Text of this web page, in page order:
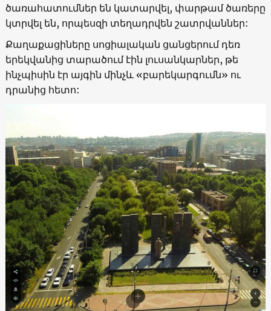
ծառահատումներ են կատարվել, փարթամ ծառերը
կտրվել են, որպեսզի տեղադրվեն շատրվաններ:
Քաղաքացիները սոցիալական ցանցերում դեռ
երեկվանից տարածում էին լուսանկարներ, թե
ինչպիսին էր այգին մինչև «բարեկարգումն» ու
դրանից հետո: